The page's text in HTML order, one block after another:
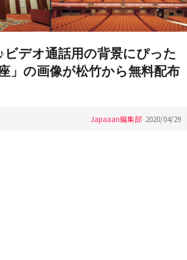
ビデオ通話用の背景にぴった
」の画像が松竹から無料配布
Japaaan編集部 2020/04/29